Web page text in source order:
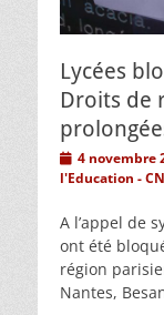
Lycées
Droits de
Posted
on
4 novembre
l'Education -
A l’appel de
ont été
région
Nantes,